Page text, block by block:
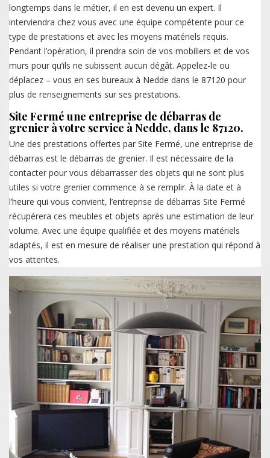
longtemps dans le métier, il en est devenu un expert. Il
interviendra chez vous avec une équipe compétente pour ce
type de prestations et avec les moyens matériels requis.
Pendant l’opération, il prendra soin de vos mobiliers et de vos
murs pour qu’ils ne subissent aucun dégât. Appelez-le ou
déplacez – vous en ses bureaux à Nedde dans le 87120 pour
plus de renseignements sur ses prestations.
Site Fermé une entreprise de débarras de
grenier à votre service à Nedde, dans le 87120.
Une des prestations offertes par Site Fermé, une entreprise de
débarras est le débarras de grenier. Il est nécessaire de la
contacter pour vous débarrasser des objets qui ne sont plus
utiles si votre grenier commence à se remplir. À la date et à
l’heure qui vous convient, l’entreprise de débarras Site Fermé
récupérera ces meubles et objets après une estimation de leur
volume. Avec une équipe qualifiée et des moyens matériels
adaptés, il est en mesure de réaliser une prestation qui répond à
vos attentes.